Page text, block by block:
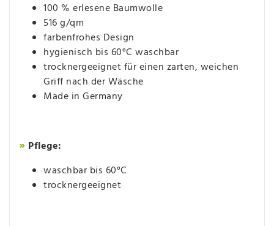
100 % erlesene Baumwolle
516 g/qm
farbenfrohes Design
hygienisch bis 60°C waschbar
trocknergeeignet für einen zarten, weichen
Griff nach der Wäsche
Made in Germany
» Pflege:
waschbar bis 60°C
trocknergeeignet